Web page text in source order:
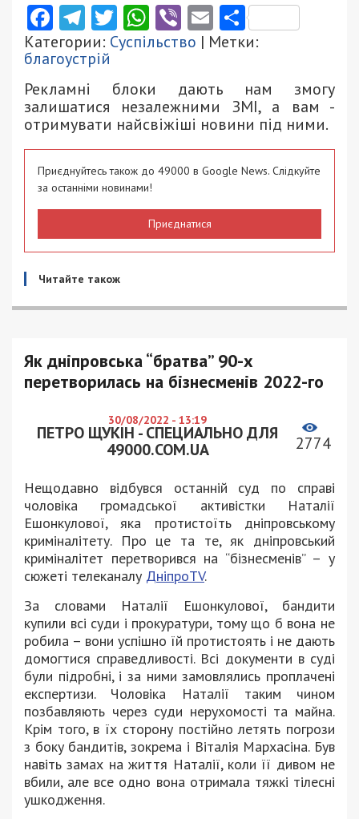
Facebook
Telegram
Twitter
WhatsApp
ViberEmail
Категории: Суспільство | Метки:
благоустрій
Рекламні блоки дають нам змогу
залишатися незалежними ЗМІ, а вам -
отримувати найсвіжіші новини під ними.
Приєднуйтесь також до 49000 в Google News. Слідкуйте
за останніми новинами!
Приєднатися
Читайте також
Як дніпровська “братва” 90-х
перетворилась на бізнесменів 2022-го
30/08/2022 - 13:19
ПЕТРО ЩУКІН - СПЕЦИАЛЬНО ДЛЯ
49000.COM.UA
2774
Нещодавно відбувся останній суд по справі
чоловіка громадської активістки Наталії
Ешонкулової, яка протистоїть дніпровському
криміналітету. Про це та те, як дніпровський
криміналітет перетворився на “бізнесменів” – у
сюжеті телеканалу ДніпроTV.
За словами Наталії Ешонкулової, бандити
купили всі суди і прокуратури, тому що б вона не
робила – вони успішно їй протистоять і не дають
домогтися справедливості. Всі документи в суді
були підробні, і за ними замовлялись проплачені
експертизи. Чоловіка Наталії таким чином
позбавляють через суди нерухомості та майна.
Крім того, в їх сторону постійно летять погрози
з боку бандитів, зокрема і Віталія Мархасіна. Був
навіть замах на життя Наталії, коли її дивом не
вбили, але все одно вона отримала тяжкі тілесні
ушкодження.